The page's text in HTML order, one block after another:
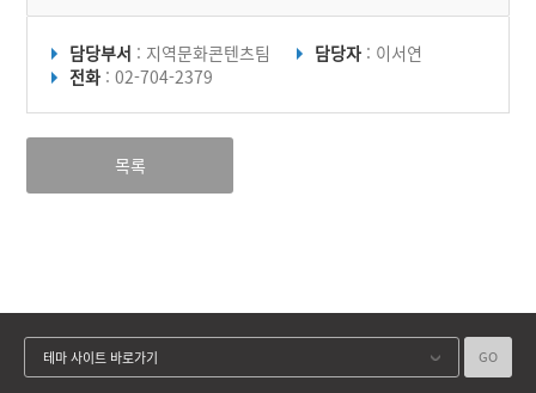
담당부서 : 지역문화콘텐츠팀 담당자 : 이서연
전화 : 02-704-2379
목록
테마 사이트 바로가기 GO